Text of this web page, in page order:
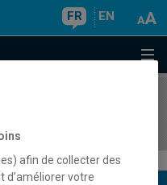
FR EN
afin de collecter des
votre